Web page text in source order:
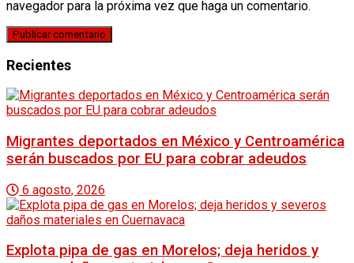
navegador para la próxima vez que haga un comentario.
Recientes
Migrantes deportados en México y Centroamérica
serán buscados por EU para cobrar adeudos
6 agosto, 2026
Explota pipa de gas en Morelos; deja heridos y